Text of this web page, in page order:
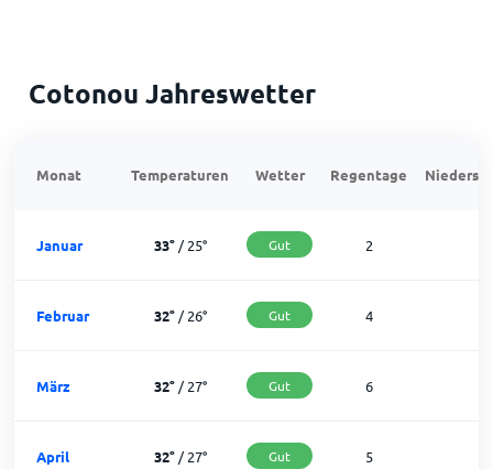
Cotonou Jahreswetter
Monat Temperaturen Wetter Regentage
Januar 33°/25° Gut 2
Februar 32°/26° Gut 4
März 32°/27° Gut 6
April 32°/27° Gut 5